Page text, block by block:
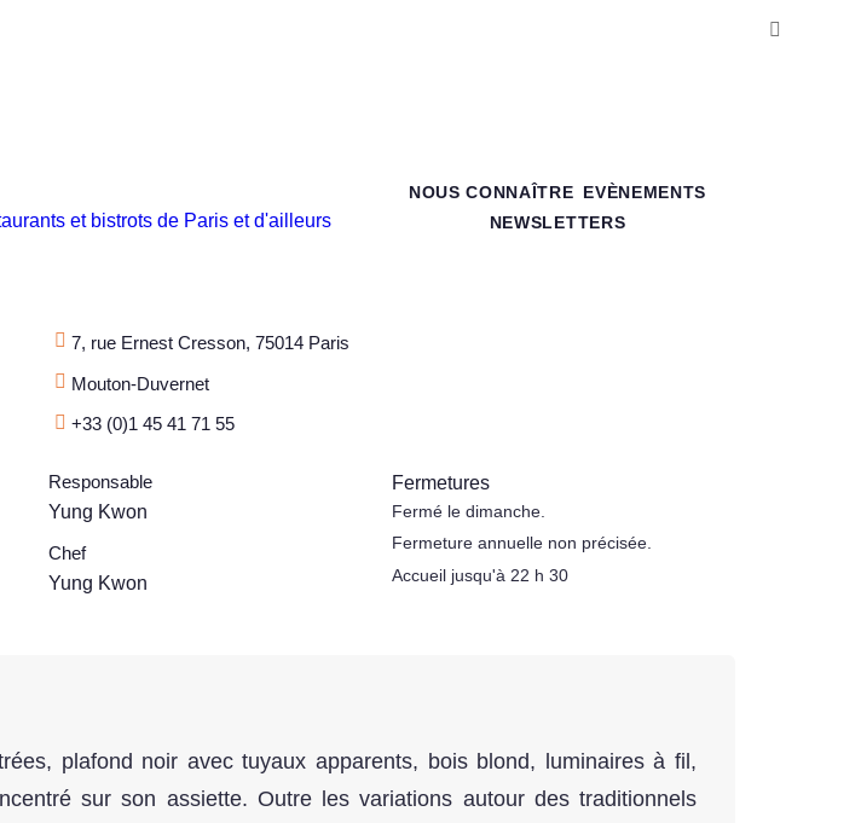
NOUS CONNAÎTRE
EVÈNEMENTS
NEWSLETTERS
7, rue Ernest Cresson, 75014 Paris
Mouton-Duvernet
+33 (0)1 45 41 71 55
Responsable
Yung Kwon
Chef
Yung Kwon
Fermetures
Fermé le dimanche.
Fermeture annuelle non précisée.
Accueil jusqu'à 22 h 30
plafond noir avec tuyaux apparents, bois blond, luminaires à fil,
sur son assiette. Outre les variations autour des traditionnels